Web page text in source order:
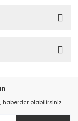
haberdar olabilirsiniz.